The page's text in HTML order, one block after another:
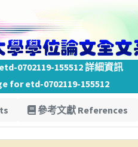
0702119-155512 詳細資訊
for etd-0702119-155512
參考文獻 References